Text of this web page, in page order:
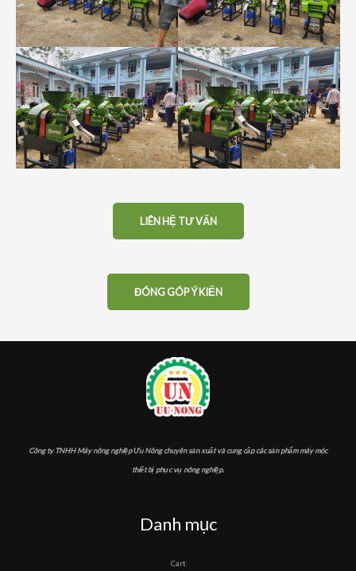
LIÊN HỆ TƯ VẤN
ĐÓNG GÓP Ý KIẾN
Công ty TNHH Máy nông nghiệp Ưu Nông chuyên sản xuất và cung cấp các sản phẩm máy móc
thiết bị phục vụ nông nghiệp.
Danh mục
Cart